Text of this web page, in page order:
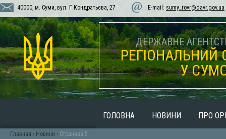
40000, м. Суми, вул. Г.Кондратьєва, 27 E-mail: sumy_rovr@davr.gov.ua
ДЕРЖАВНЕ
РЕГІОНАЛЬНИЙ
У
ГОЛОВНА НОВИНИ ПРО
Главная › Новини › Страница 5